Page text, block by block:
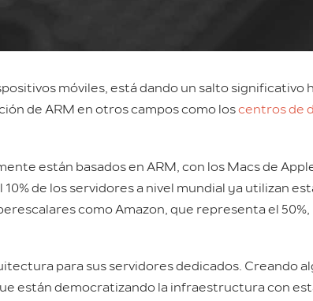
móviles, está dando un salto significativo
de ARM en otros campos como loscentros de
están basados en ARM, con los Macs de
de los servidores a nivel mundial ya utilizan
como Amazon, que representa el 50%,
para sus servidores dedicados. Creando
están democratizando la infraestructura con